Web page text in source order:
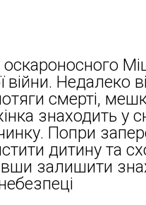
війни. Недалеко
смерті,
знаходить у
Попри
дитину та
залишити